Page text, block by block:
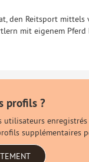
den Reitsport
mit eigenem
profils ?
enregistrés
supplémentaires